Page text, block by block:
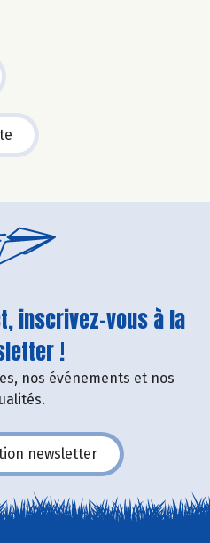
inscrivez-vous à la
!
nos événements et nos
newsletter